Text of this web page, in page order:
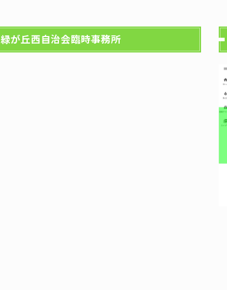
緑が丘西自治会臨時事務所